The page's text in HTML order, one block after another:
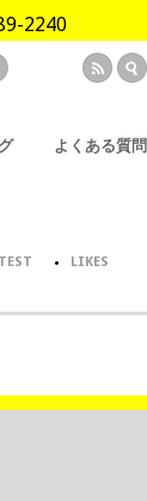
2240
よくある質問
LIKES